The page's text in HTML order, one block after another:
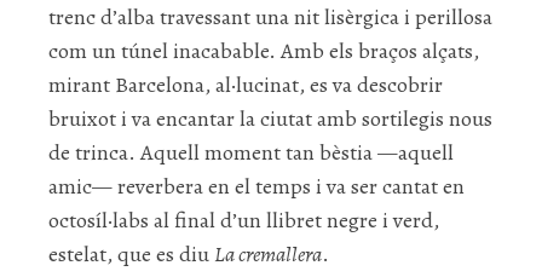
trenc d’alba travessant una nit lisèrgica i perillosa
com un túnel inacabable. Amb els braços alçats,
mirant Barcelona, al·lucinat, es va descobrir
bruixot i va encantar la ciutat amb sortilegis nous
de trinca. Aquell moment tan bèstia —aquell
amic— reverbera en el temps i va ser cantat en
octosíl·labs al final d’un llibret negre i verd,
estelat, que es diu La cremallera.